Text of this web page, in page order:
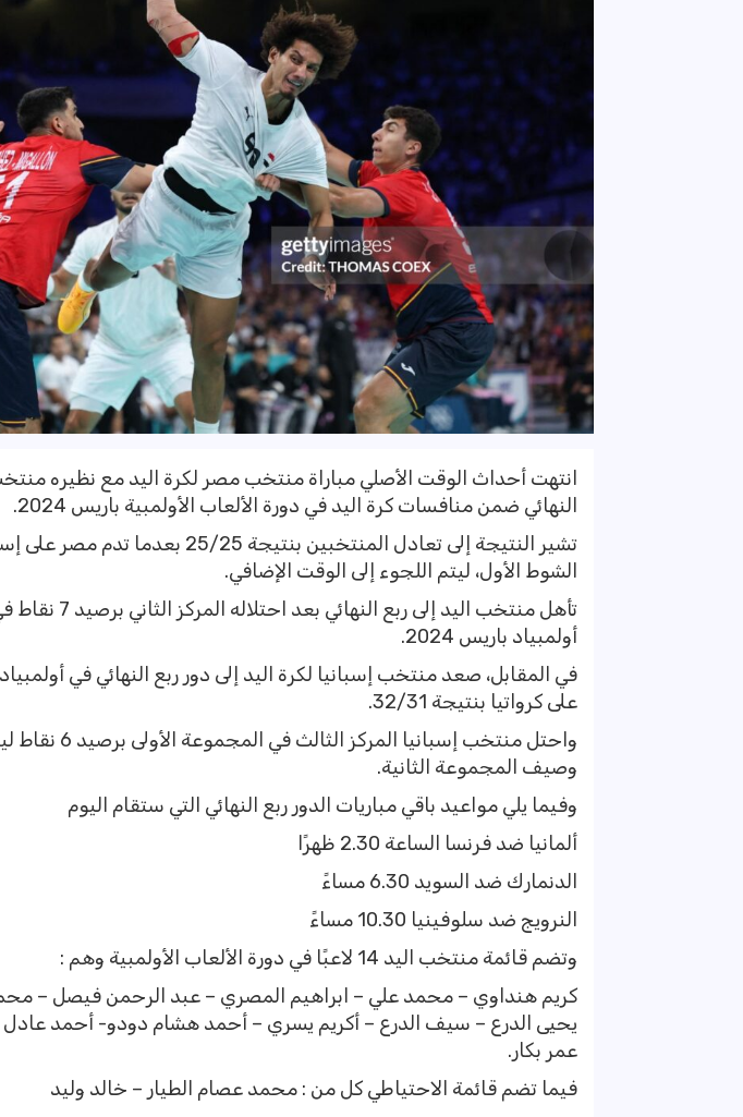
انتهت أحداث الوقت الأصلي مباراة منتخب مصر لكرة اليد مع نظيره
النهائي ضمن منافسات كرة اليد في دورة الألعاب الأولمبية باريس 2024.
الشوط الأول، ليتم اللجوء إلى الوقت الإضافي.
تأهل منتخب اليد إلى
أولمبياد باريس 2024.
على كرواتيا بنتيجة 32/31.
واحتل منتخب
وصيف المجموعة الثانية.
وفيما يلي مواعيد باقي مباريات الدور ربع النهائي التي ستقام اليوم
ألمانيا ضد فرنسا الساعة 2.30 ظهرًا
الدنمارك ضد السويد 6.30 مساءً
النرويج ضد سلوفينيا 10.30 مساءً
وتضم قائمة منتخب اليد 14 لاعبًا في دورة الألعاب الأولمبية وهم :
كريم هنداوي – محمد علي – ابراهيم المصري – عبد الرحمن فيصل –
يحيى الدرع – سيف الدرع – أكريم يسري – أحمد هشام دودو- أحمد
عمر بكار.
فيما تضم قائمة الاحتياطي كل من : محمد عصام الطيار – خالد وليد